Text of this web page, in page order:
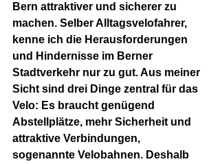
Bern attraktiver und sicherer zu
machen. Selber Alltagsvelofahrer,
kenne ich die Herausforderungen
und Hindernisse im Berner
Stadtverkehr nur zu gut. Aus meiner
Sicht sind drei Dinge zentral für das
Velo: Es braucht genügend
Abstellplätze, mehr Sicherheit und
attraktive Verbindungen,
sogenannte Velobahnen. Deshalb